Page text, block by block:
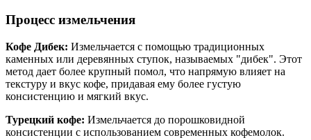
Процесс измельчения
Кофе Дибек: Измельчается с помощью традиционных
каменных или деревянных ступок, называемых "дибек". Этот
метод дает более крупный помол, что напрямую влияет на
текстуру и вкус кофе, придавая ему более густую
консистенцию и мягкий вкус.
Турецкий кофе: Измельчается до порошковидной
консистенции с использованием современных кофемолок.